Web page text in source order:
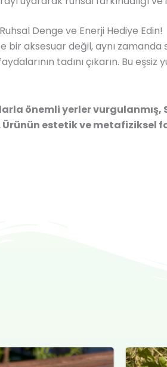
Denge ve Enerji Hediye Edin!
bir aksesuar değil, aynı
tadını çıkarın. Bu
önemli yerler vurgulanmış,
estetik ve metafiziksel
Orijinal
Şu